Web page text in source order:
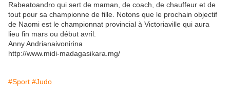
Rabeatoandro qui sert de maman, de coach, de chauffeur et de
tout pour sa championne de fille. Notons que le prochain objectif
de Naomi est le championnat provincial à Victoriaville qui aura
lieu fin mars ou début avril.
Anny Andrianaivonirina
http://www.midi-madagasikara.mg/
#Sport #Judo